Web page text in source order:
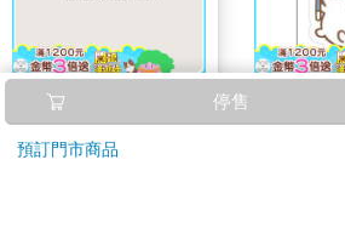
大家說英語8月號
2026(雲端加值版)
220 特價 209
停售
預訂門市商品